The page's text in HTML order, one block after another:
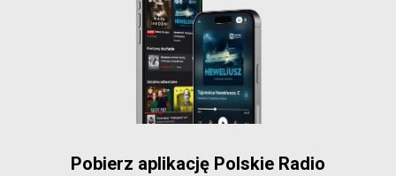
Pobierz aplikację Polskie Radio